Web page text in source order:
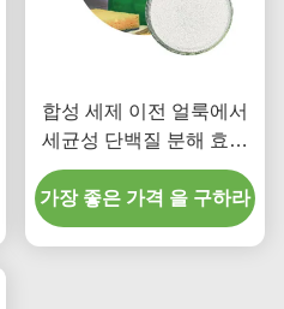
합성 세제 이전 얼룩에서
세균성 단백질 분해 효소
효소는 단백질을 가수분해
합니다
가장 좋은 가격 을 구하라